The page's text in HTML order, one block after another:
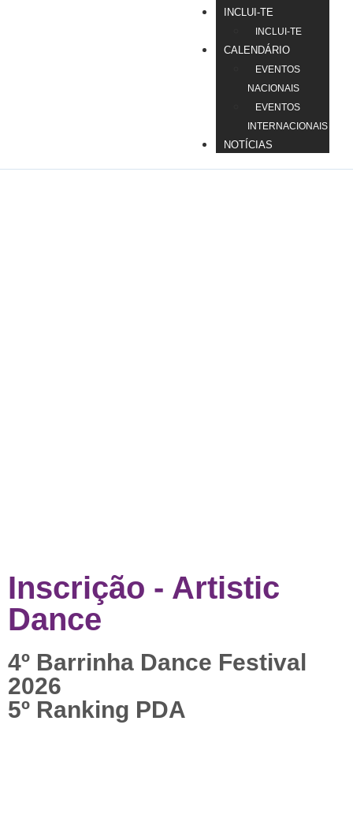
INCLUI-TE
INCLUI-TE
CALENDÁRIO
EVENTOS
NACIONAIS
EVENTOS
INTERNACIONAIS
NOTÍCIAS
Inscrição - Artistic
Dance
4º Barrinha Dance Festival
2026
5º Ranking PDA